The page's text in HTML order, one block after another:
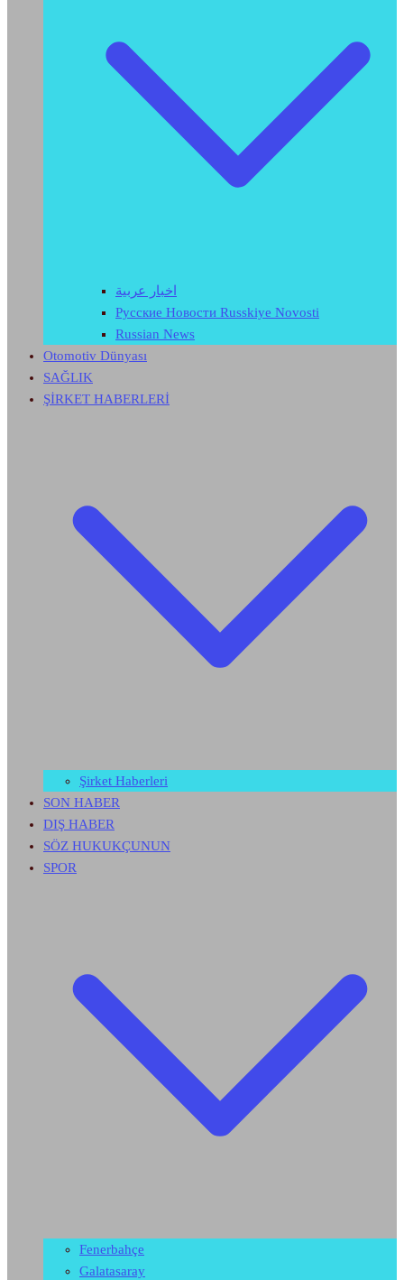
اخبار عربية
Русские Новости Russkiye Novosti
Russian News
Otomotiv Dünyası
SAĞLIK
ŞİRKET HABERLERİ
Şirket Haberleri
SON HABER
DIŞ HABER
SÖZ HUKUKÇUNUN
SPOR
Fenerbahçe
Galatasaray